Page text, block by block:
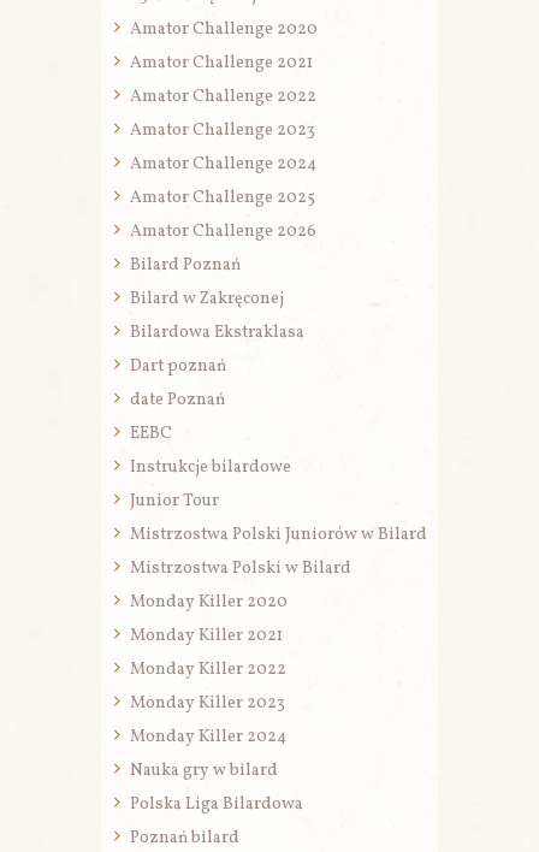
Amator Challenge 2020
Amator Challenge 2021
Amator Challenge 2022
Amator Challenge 2023
Amator Challenge 2024
Amator Challenge 2025
Amator Challenge 2026
Bilard Poznań
Bilard w Zakręconej
Bilardowa Ekstraklasa
Dart poznań
date Poznań
EEBC
Instrukcje bilardowe
Junior Tour
Mistrzostwa Polski Juniorów w Bilard
Mistrzostwa Polski w Bilard
Monday Killer 2020
Monday Killer 2021
Monday Killer 2022
Monday Killer 2023
Monday Killer 2024
Nauka gry w bilard
Polska Liga Bilardowa
Poznań bilard